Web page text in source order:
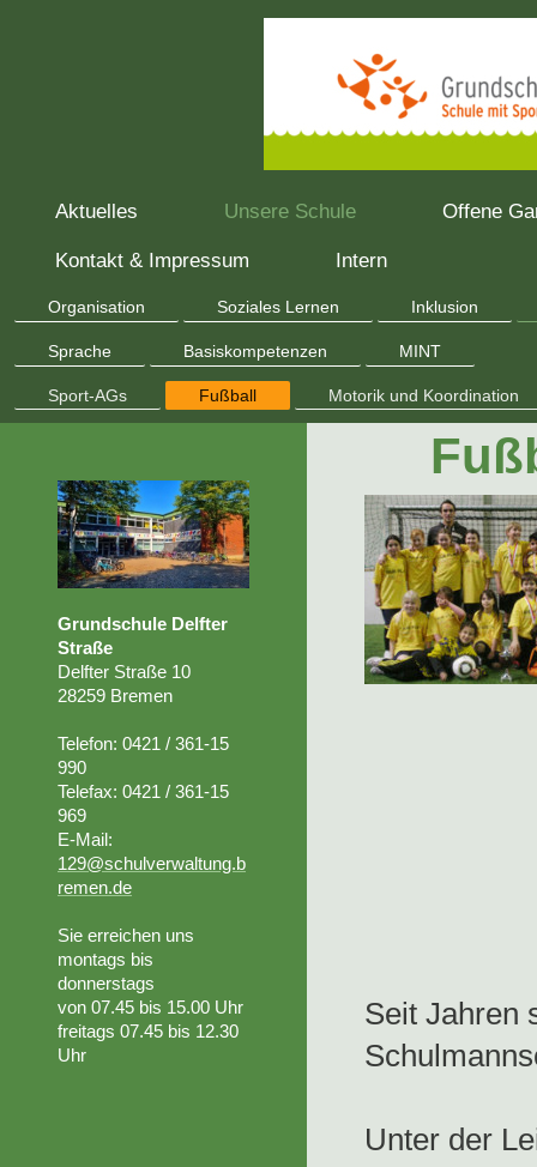
Aktuelles Unsere Schule Offene
Kontakt & Impressum Intern
Organisation Soziales Lernen Inklusion
Sprache Basiskompetenzen MINT
Sport-AGs Fußball Motorik und Koordination
Seit Jahren
Unter der
Grundschule Delfter
Straße
Delfter Straße 10
28259 Bremen
Telefon: 0421 / 361-15
990
Telefax: 0421 / 361-15
969
E-Mail:
129@schulverwaltung.b
remen.de
Sie erreichen uns
montags bis
donnerstags
von 07.45 bis 15.00 Uhr
freitags 07.45 bis 12.30
Uhr